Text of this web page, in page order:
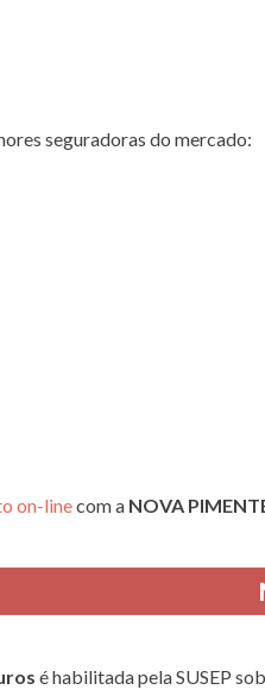
seguradoras do mercado:
on-linecom a NOVA
é habilitada pela SUSEP